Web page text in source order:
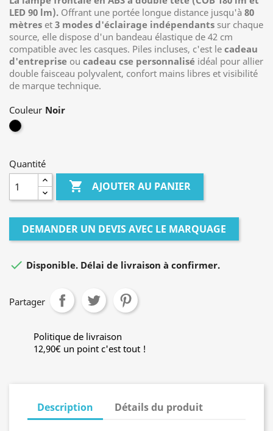
LED 90 lm). Offrant une portée longue distance jusqu'à 80
mètres et 3 modes d'éclairage indépendants sur chaque
source, elle dispose d'un bandeau élastique de 42 cm
compatible avec les casques. Piles incluses, c'est le cadeau
d'entreprise ou cadeau cse personnalisé idéal pour allier
double faisceau polyvalent, confort mains libres et visibilité
de marque technique.
Couleur
Noir
Quantité
 AJOUTER AU PANIER
DEMANDER UN DEVIS AVEC LE MARQUAGE
 Disponible. Délai de livraison à confirmer.
Partager
Politique de livraison
12,90€ un point c'est tout !
Description Détails du produit